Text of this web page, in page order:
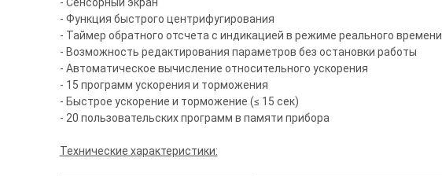
- Сенсорный экран
- Функция быстрого центрифугирования
- Таймер обратного отсчета с индикацией в режиме реального времени
- Возможность редактирования параметров без остановки работы
- Автоматическое вычисление относительного ускорения
- 15 программ ускорения и торможения
- Быстрое ускорение и торможение (≤ 15 сек)
- 20 пользовательских программ в памяти прибора
Технические характеристики: